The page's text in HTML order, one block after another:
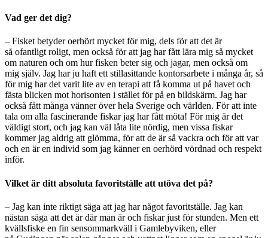
Vad ger det dig?
– Fisket betyder oerhört mycket för mig, dels för att det är
så ofantligt roligt, men också för att jag har fått lära mig så mycket
om naturen och om hur fisken beter sig och jagar, men också om
mig själv. Jag har ju haft ett stillasittande kontorsarbete i många år, så
förmig har det varit lite av en terapi att få komma ut på havet och
fästa blicken mot horisonten i stället för på en bildskärm. Jag har
också fått många vänner över hela Sverige och världen. För att inte
tala om alla fascinerande fiskar jag har fått möta! För mig är det
väldigt stort, och jag kan väl låta lite nördig, men vissa fiskar
kommer jag aldrig att glömma, för att de är så vackra och för att var
och en är en individ som jag känner en oerhörd vördnad och respekt
inför.
Vilket är ditt absoluta favoritställe att utöva det på?
– Jag kan inte riktigt säga att jag har något favoritställe. Jag kan
nästan säga att det är där man är och fiskar just för stunden. Men ett
kvällsfiske en fin sensommarkväll i Gamlebyviken, eller